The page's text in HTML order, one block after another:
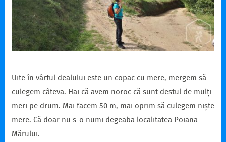
Uite în vârful dealului este un copac cu mere, mergem să
culegem câteva. Hai că avem noroc că sunt destul de mulți
meri pe drum. Mai facem 50 m, mai oprim să culegem niște
mere. Că doar nu s-o numi degeaba localitatea Poiana
Mărului.